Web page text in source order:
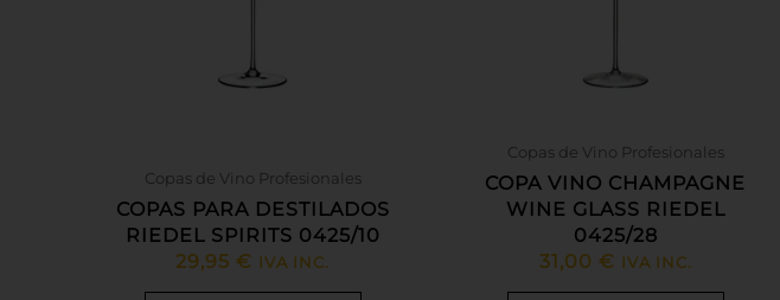
Copas de Vino Profesionales
COPAS PARA DESTILADOS
RIEDEL SPIRITS 0425/10
29,95 € IVA INC.
Copas de Vino Profesionales
COPA VINO CHAMPAGNE
WINE GLASS RIEDEL
0425/28
31,00 € IVA INC.